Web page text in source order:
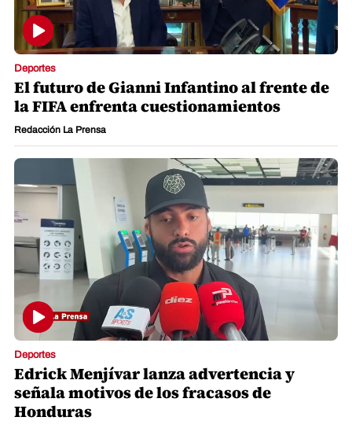
Deportes
El futuro de Gianni Infantino al frente de
la FIFA enfrenta cuestionamientos
Redacción La Prensa
Deportes
Edrick Menjívar lanza advertencia y
señala motivos de los fracasos de
Honduras